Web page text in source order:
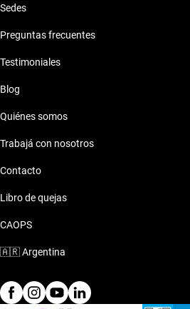
Sedes
Preguntas frecuentes
Testimoniales
Blog
Quiénes somos
Trabajá con nosotros
Contacto
Libro de quejas
CAOPS
🇦🇷Argentina